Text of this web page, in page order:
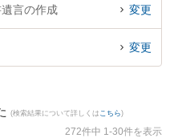
した自筆証書遺言の作成のトラブ
書遺言の作成のトラブル解決の実
相談無料で自筆証書遺言の作成を
言の作成 変更
変更
(検索結果について詳しくは こちら)
272件中 1-30件を表示